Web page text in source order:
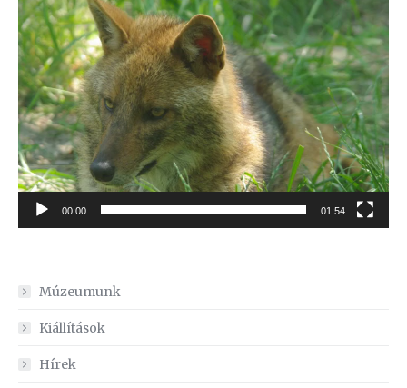
00:00 01:54
Múzeumunk
Kiállítások
Hírek